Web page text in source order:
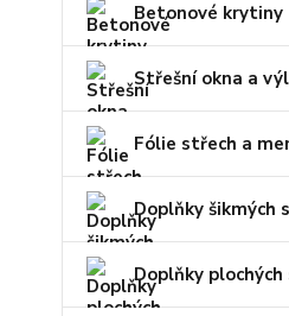
Betonové krytiny
Střešní okna a
Fólie střech a
Doplňky šikmých
Doplňky